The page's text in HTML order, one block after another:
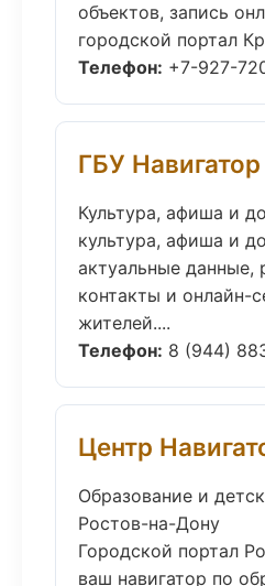
объектов, запись
городской портал
Телефон: +7-927-
ГБУ
Культура, афиша и
культура, афиша и
актуальные данные,
контакты и онлайн-
жителей....
Телефон: 8 (944)
Центр
Образование и
Ростов-на-Дону
Городской портал
ваш навигатор по